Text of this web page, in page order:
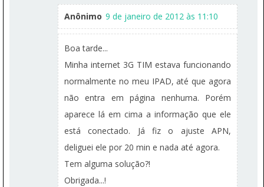
Anônimo 9 de janeiro de 2012 às 11:10
Boa tarde...
Minha internet 3G TIM estava funcionando
normalmente no meu IPAD, até que agora
não entra em página nenhuma. Porém
aparece lá em cima a informação que ele
está conectado. Já fiz o ajuste APN,
deliguei ele por 20 min e nada até agora.
Tem alguma solução?!
Obrigada...!